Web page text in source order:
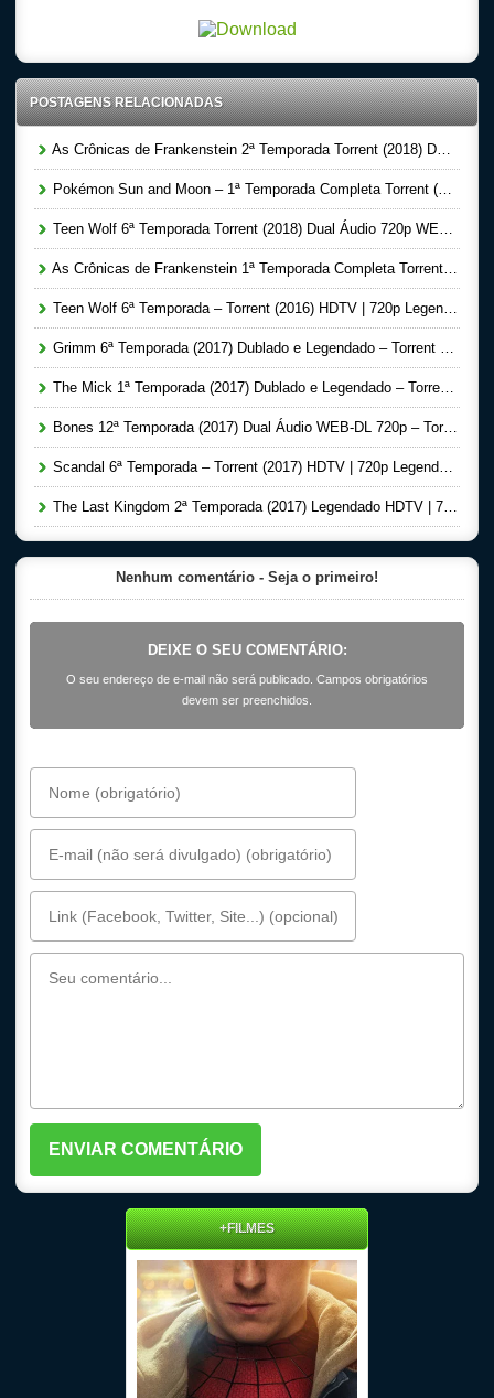
POSTAGENS RELACIONADAS
As Crônicas de Frankenstein 2ª Temporada Torrent (2018) Dual Áudio WEB-DL 720p – Download
Pokémon Sun and Moon – 1ª Temporada Completa Torrent (2018) Dublado HDTV – Download
Teen Wolf 6ª Temporada Torrent (2018) Dual Áudio 720p WEB-DL – Download
As Crônicas de Frankenstein 1ª Temporada Completa Torrent (2016) Dual Áudio BluRay 720p – Download
Teen Wolf 6ª Temporada – Torrent (2016) HDTV | 720p Legendado Download
Grimm 6ª Temporada (2017) Dublado e Legendado – Torrent Download
The Mick 1ª Temporada (2017) Dublado e Legendado – Torrent Download
Bones 12ª Temporada (2017) Dual Áudio WEB-DL 720p – Torrent Download
Scandal 6ª Temporada – Torrent (2017) HDTV | 720p Legendado – Download
The Last Kingdom 2ª Temporada (2017) Legendado HDTV | 720p – Torrent Download
Nenhum comentário - Seja o primeiro!
DEIXE O SEU COMENTÁRIO:
O seu endereço de e-mail não será publicado. Campos obrigatórios
devem ser preenchidos.
+FILMES